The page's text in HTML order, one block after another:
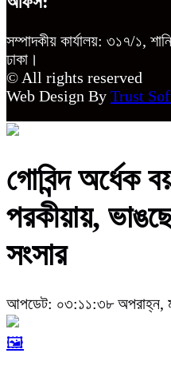
সম্পাদকীয় কার্যালয়: ৩১৭/১,
ঢাকা।
© All rights reserved
Web Design By Trust
গোবিন্দ অর্ধেক
পরকীয়ায়,
সংসার
আপডেট: ০৩:১১:৩৮ অপরাহ্ন,
🖼️